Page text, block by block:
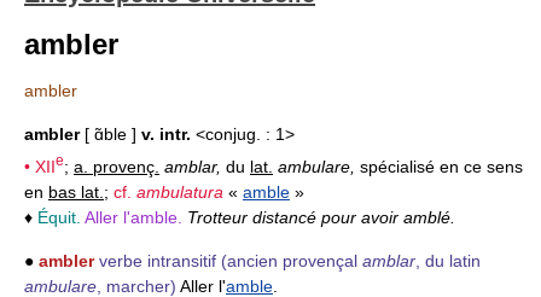
ambler
ambler
ambler[ ɑ̃ble ] v. intr. <conjug. : 1>
• XIIe; a. provenç. amblar, du lat. ambulare, spécialisé en ce sens
en bas lat. ; cf. ambulatura « amble »
♦ Équit. Aller l'amble. Trotteur distancé pour avoir amblé.
● ambler verbe intransitif (ancien provençal amblar , du latin
ambulare , marcher) Aller l'amble